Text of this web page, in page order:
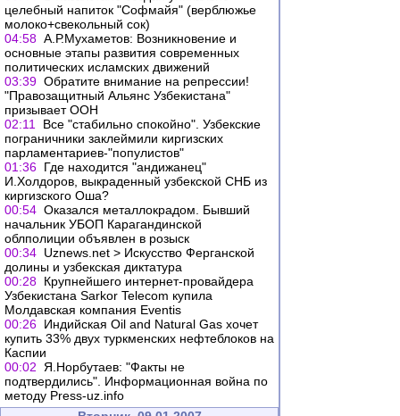
целебный напиток "Софмайя" (верблюжье
молоко+свекольный сок)
04:58 А.Р.Мухаметов: Возникновение и
основные этапы развития современных
политических исламских движений
03:39 Обратите внимание на репрессии!
"Правозащитный Альянс Узбекистана"
призывает ООН
02:11
Все "стабильно спокойно". Узбекские
пограничники заклеймили киргизских
парламентариев-"популистов"
01:36 Где находится "андижанец"
И.Холдоров, выкраденный узбекской СНБ из
киргизского Оша?
00:54 Оказался металлокрадом. Бывший
начальник УБОП Карагандинской
облполиции объявлен в розыск
00:34 Uznews.net > Искусство Ферганской
долины и узбекская диктатура
00:28 Крупнейшего интернет-провайдера
Узбекистана Sarkor Telecom купила
Молдавская компания Eventis
00:26 Индийская Oil and Natural Gas хочет
купить 33% двух туркменских нефтеблоков на
Каспии
00:02
Я.Норбутаев: "Факты не
подтвердились". Информационная война по
методу Press-uz.info